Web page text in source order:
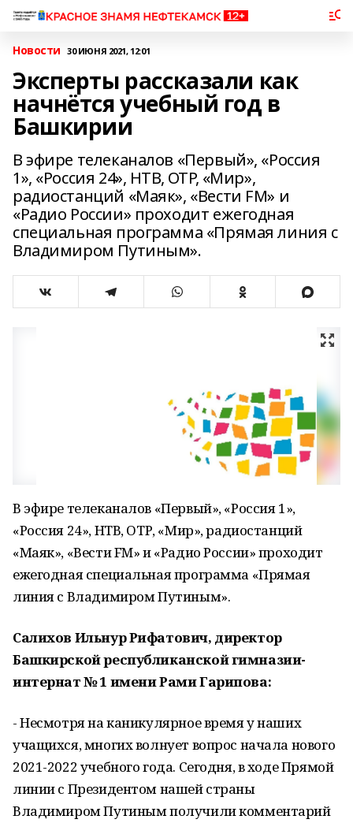
Новости 30 ИЮНЯ 2021, 12:01
Эксперты рассказали как
начнётся учебный год в
Башкирии
В эфире телеканалов «Первый», «Россия
1», «Россия 24», НТВ, ОТР, «Мир»,
радиостанций «Маяк», «Вести FM» и
«Радио России» проходит ежегодная
специальная программа «Прямая линия с
Владимиром Путиным».
В эфире телеканалов «Первый», «Россия 1»,
«Россия 24», НТВ, ОТР, «Мир», радиостанций
«Маяк», «Вести FM» и «Радио России» проходит
ежегодная специальная программа «Прямая
линия с Владимиром Путиным».
Салихов Ильнур Рифатович, директор
Башкирской республиканской гимназии-
интернат № 1 имени Рами Гарипова:
- Несмотря на каникулярное время у наших
учащихся, многих волнует вопрос начала нового
2021-2022 учебного года. Сегодня, в ходе Прямой
линии с Президентом нашей страны
Владимиром Путиным получили комментарий